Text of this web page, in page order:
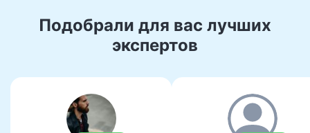
Подобрали для вас лучших
экспертов